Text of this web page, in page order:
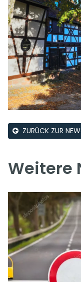
ZURÜCK ZUR
Weitere